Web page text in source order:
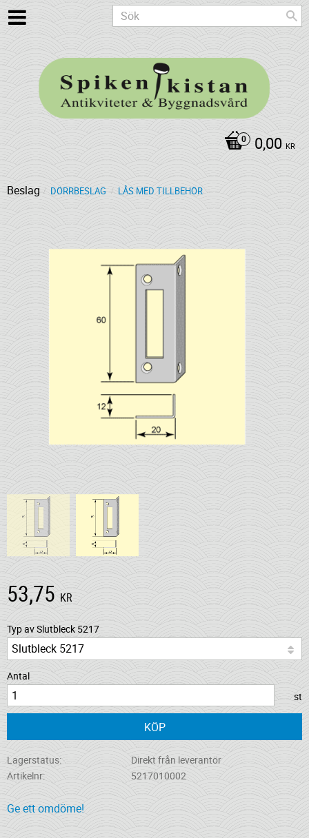
0,00 KR
Beslag DÖRRBESLAG LÅS MED TILLBEHÖR
53,75 KR
Typ av Slutbleck 5217
Antal
st
KÖP
Lagerstatus
Direkt från leverantör
Artikelnr
5217010002
Ge ett omdöme!